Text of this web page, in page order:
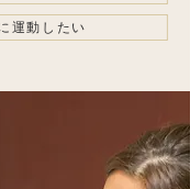
運動したい